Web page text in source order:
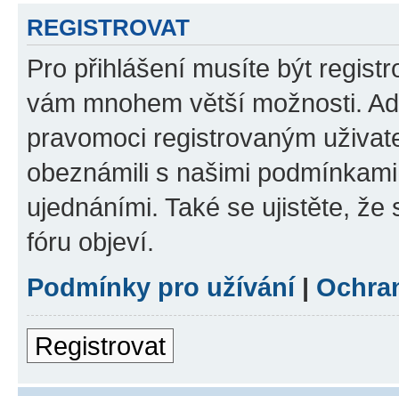
REGISTROVAT
Pro přihlášení musíte být
vám mnohem větší možnosti.
pravomoci registrovaným
obeznámili s našimi
ujednáními. Také se ujistěte,
fóru objeví.
Podmínky pro užívání|
Registrovat